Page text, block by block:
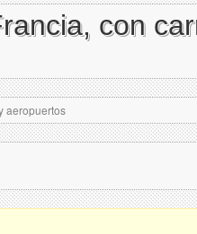
con
aeropuertos